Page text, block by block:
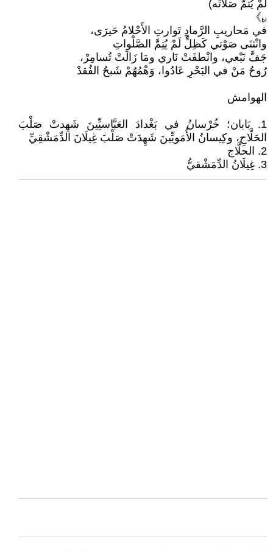
لَمْ يُتمَّ صَلاتَه)
𞁦》
في مَحاريبِ الرَّمادِ تَوارتِ الأَحْلامُ حَيرَى،
وانْثنَى صَوْتي كَظِلٍّ لَمْ يُتِمَّ الصَّلْواتِ
جَفَّ نَبْعي، وانْطفَتْ نَاري ومَا زَالَتْ تُسامِرْ،
رُوحُ مَنْ في البَحْرِ عَادُوا، وَهْمُهُمْ شَبحُ الفُقدْ
الهوامش
1. بَابان؛ خُرْسانُ في بَغْدادَ العَبَّاسيِّينَ شَهِدتْ صَلْبَ
الحَلَّاجِ، وكِيسانُ الأُمَويِّينَ شَهِدَتْ صَلْبَ غِيلَانَ الدِّمَشْقِيِّ
2. الحلَّاج
3. غِيلَانُ الدِّمَشْقيُّ